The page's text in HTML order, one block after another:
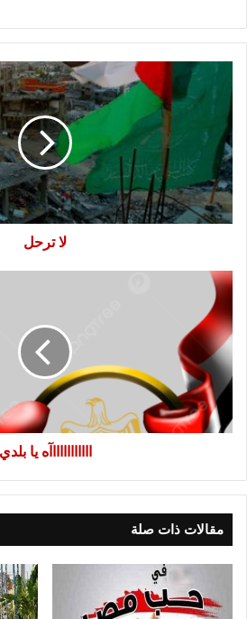
ترحل
لا ترحل
اااااااااااآه
يا
بلدي
اااااااااااآه يا بلدي
مقالات ذات صلة